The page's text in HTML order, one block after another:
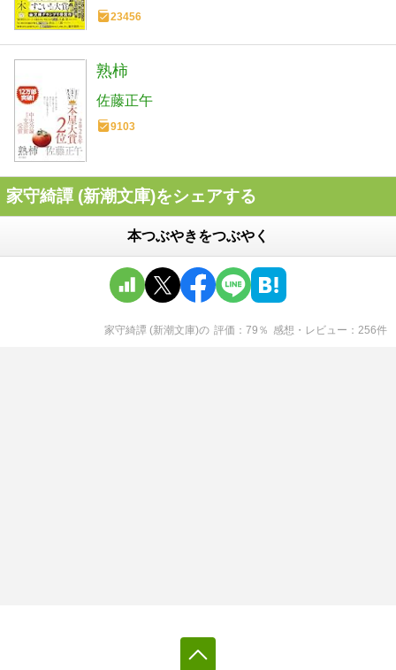
23456
熟柿
佐藤正午
9103
家守綺譚 (新潮文庫)をシェアする
本つぶやきをつぶやく
家守綺譚 (新潮文庫)の 評価 79 ％ 感想・レビュー 256件